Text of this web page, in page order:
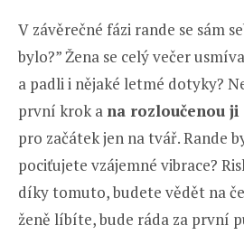
V závěrečné fázi rande se sám
bylo?” Žena se celý večer
a padli i nějaké letmé dotyky?
první krok a na rozloučenou
pro začátek jen na tvář. Rande
pociťujete vzájemné vibrace?
díky tomuto, budete vědět na
ženě líbíte, bude ráda za první